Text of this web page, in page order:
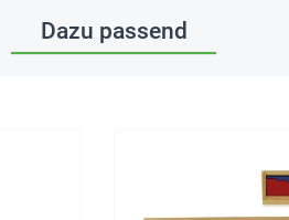
Dazu passend